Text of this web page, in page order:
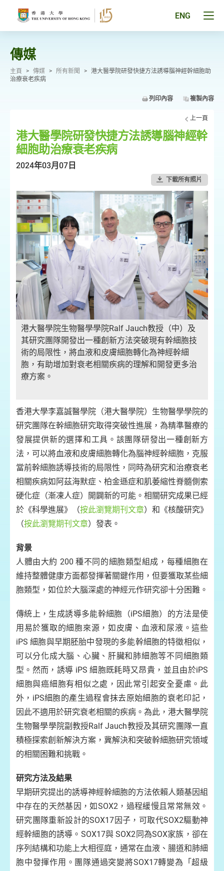
ENG
傳媒
主頁 > 傳媒 > 所有新聞 > 港大醫學院研發快捷方法誘導腦神經幹細胞助
治療衰老疾病
列印內容 複製內容
上一頁
港大醫學院研發快捷方法誘導腦神經幹
細胞助治療衰老疾病
2024年03月07日
下載所有照片
港大醫學院生物醫學學院Ralf Jauch教授（中）及
其研究團隊開發出一種創新方法突破現有幹細胞技
術的局限性，將血液和皮膚細胞轉化為神經幹細
胞，有助增加對衰老相關疾病的理解和開發更多治
療方案。
香港大學李嘉誠醫學院（港大醫學院）生物醫學學院的
研究團隊在幹細胞研究取得突破性進展，為精準醫療的
發展提供新的選擇和工具。該團隊研發出一種創新方
法，可以將血液和皮膚細胞轉化為腦神經幹細胞，克服
當前幹細胞誘導技術的局限性，同時為研究和治療衰老
相關疾病如阿茲海默症、柏金遜症和肌萎縮性脊髓側索
硬化症（漸凍人症）開闢新的可能。相關研究成果已經
於《科學進展》（按此瀏覽期刊文章）和《核酸研究》
（按此瀏覽期刊文章）發表。
背景
人體由大約 200 種不同的細胞類型組成，每種細胞在
維持整體健康方面都發揮著關鍵作用，但要獲取某些細
胞類型，如位於大腦深處的神經元作研究卻十分困難。
傳統上，生成誘導多能幹細胞（iPS細胞）的方法是使
用易於獲取的細胞來源，如皮膚、血液和尿液。這些
iPS 細胞與早期胚胎中發現的多能幹細胞的特徵相似，
可以分化成大腦、心臟、肝臟和肺細胞等不同細胞類
型。然而，誘導 iPS 細胞既耗時又昂貴，並且由於iPS
細胞與癌細胞有相似之處，因此常引起安全憂慮。此
外，iPS細胞的產生過程會抹去原始細胞的衰老印記，
因此不適用於研究衰老相關的疾病。為此，港大醫學院
生物醫學學院副教授Ralf Jauch教授及其研究團隊一直
積極探索創新解決方案，冀解決和突破幹細胞研究領域
的相關困難和挑戰。
研究方法及結果
早期研究提出的誘導神經幹細胞的方法依賴人類基因組
中存在的天然基因，如SOX2，過程緩慢且常常無效。
研究團隊重新設計的SOX17因子，可取代SOX2驅動神
經幹細胞的誘導。SOX17與 SOX2同為SOX家族，卻在
序列結構和功能上大相徑庭，通常在血液、腸道和肺細
胞中發揮作用。團隊通過突變將SOX17轉變為「超級